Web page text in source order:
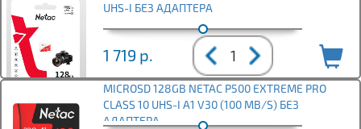
UHS-I БЕЗ АДАПТЕРА
1 719 р.
MICROSD 128GB NETAC P500 EXTREME PRO
CLASS 10 UHS-I A1 V30 (100 MB/S) БЕЗ
АДАПТЕРА